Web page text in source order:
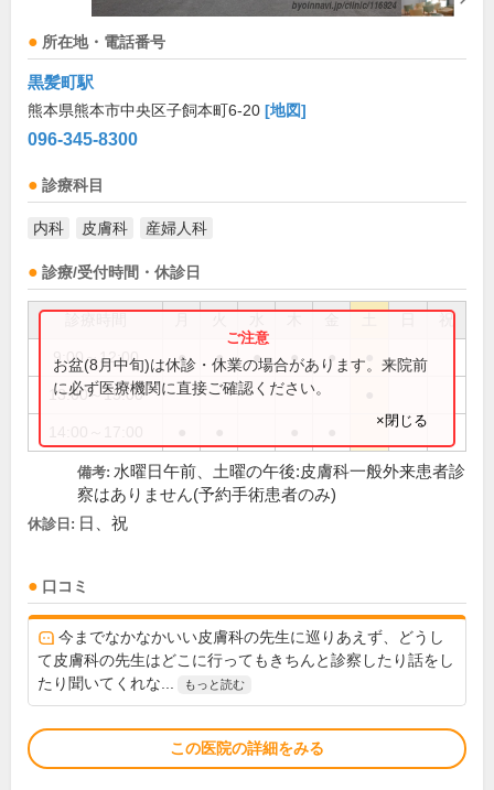
所在地・電話番号
黒髪町駅
熊本県熊本市中央区子飼本町6-20 [地図]
096-345-8300
診療科目
内科 皮膚科 産婦人科
診療/受付時間・休診日
祝
9:00～12:00 ● ● ● ● ●
13:00～15:00
お盆(8月中旬)は休診・休業の場合があります。来院前
に必ず医療機関に直接ご確認ください。
×閉じる
備考: 水曜日午前、土曜の午後:皮膚科一般外来患者診
察はありません(予約手術患者のみ)
休診日: 日、祝
口コミ
今までなかなかいい皮膚科の先生に巡りあえず、どうし
て皮膚科の先生はどこに行ってもきちんと診察したり話をし
たり聞いてくれな...
もっと読む
この医院の詳細をみる